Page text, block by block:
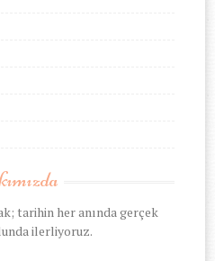
tarihin her anında gerçek
ilerliyoruz.